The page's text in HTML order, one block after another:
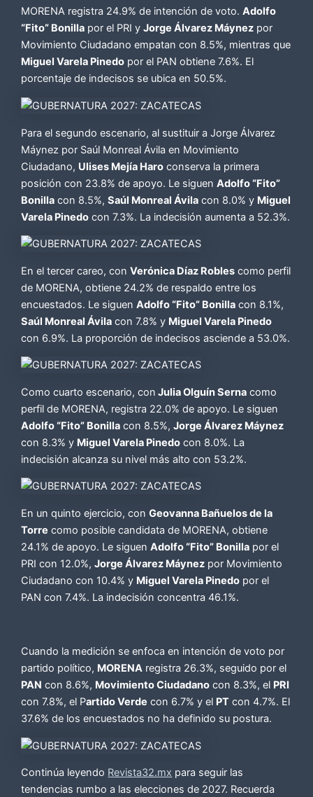
MORENA registra 24.9% de intención de voto.Adolfo
“Fito” Bonilla por el PRI yJorge Álvarez Máynez por
Movimiento Ciudadano empatan con 8.5%, mientras que
Miguel Varela Pinedo por el PAN obtiene 7.6%. El
porcentaje de indecisos se ubica en 50.5%.
Para el segundo escenario, al sustituir a Jorge Álvarez
Máynez por Saúl Monreal Ávila en Movimiento
Ciudadano, Ulises Mejía Haro conserva la primera
posición con 23.8% de apoyo. Le siguenAdolfo “Fito”
Bonilla con 8.5%,Saúl Monreal Ávila con 8.0% y Miguel
Varela Pinedo con 7.3%. La indecisión aumenta a 52.3%.
En el tercer careo, conVerónica Díaz Robles como perfil
de MORENA, obtiene 24.2% de respaldo entre los
encuestados. Le siguenAdolfo “Fito” Bonilla con 8.1%,
Saúl Monreal Ávila con 7.8% y Miguel Varela Pinedo
con 6.9%. La proporción de indecisos asciende a 53.0%.
Como cuarto escenario, con Julia Olguín Serna como
perfil de MORENA, registra 22.0% de apoyo. Le siguen
Adolfo “Fito” Bonilla con 8.5%,Jorge Álvarez Máynez
con 8.3% y Miguel Varela Pinedo con 8.0%. La
indecisión alcanza su nivel más alto con 53.2%.
En un quinto ejercicio, conGeovanna Bañuelos de la
Torre como posible candidata de MORENA, obtiene
24.1% de apoyo. Le siguenAdolfo “Fito” Bonilla por el
PRI con 12.0%,Jorge Álvarez Máynez por Movimiento
Ciudadano con 10.4% y Miguel Varela Pinedo por el
PAN con 7.4%. La indecisión concentra 46.1%.
Cuando la medición se enfoca en intención de voto por
partido político, MORENA registra 26.3%, seguido por el
PAN con 8.6%, Movimiento Ciudadano con 8.3%, el PRI
con 7.8%, el Partido Verde con 6.7% y el PT con 4.7%. El
37.6% de los encuestados no ha definido su postura.
Continúa leyendo Revista32.mx para seguir las
tendencias rumbo a las elecciones de 2027. Recuerda